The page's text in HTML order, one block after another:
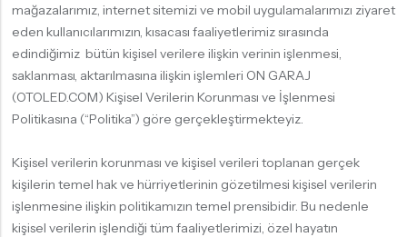
mağazalarımız, internet sitemizi ve mobil uygulamalarımızı ziyaret
eden kullanıcılarımızın, kısacası faaliyetlerimiz sırasında
edindiğimiz bütün kişisel verilere ilişkin verinin işlenmesi,
saklanması, aktarılmasına ilişkin işlemleri ON GARAJ
(OTOLED.COM) Kişisel Verilerin Korunması ve İşlenmesi
Politikasına (“Politika”) göre gerçekleştirmekteyiz.
Kişisel verilerin korunması ve kişisel verileri toplanan gerçek
kişilerin temel hak ve hürriyetlerinin gözetilmesi kişisel verilerin
işlenmesine ilişkin politikamızın temel prensibidir. Bu nedenle
kişisel verilerin işlendiği tüm faaliyetlerimizi, özel hayatın